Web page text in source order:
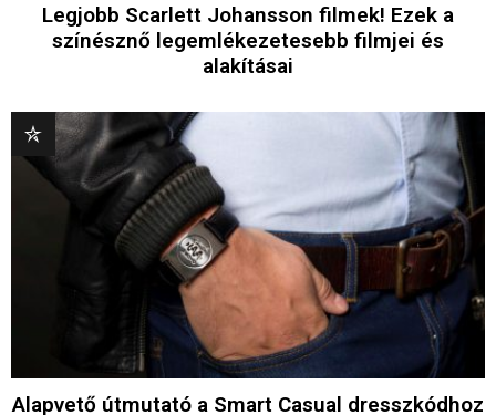
Legjobb Scarlett Johansson filmek! Ezek a
színésznő legemlékezetesebb filmjei és
alakításai
Alapvető útmutató a Smart Casual dresszkódhoz